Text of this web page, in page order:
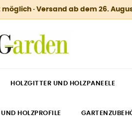
· Versand ab dem 26.
HOLZGITTER UND HOLZPANEELE
HOLZPROFILE